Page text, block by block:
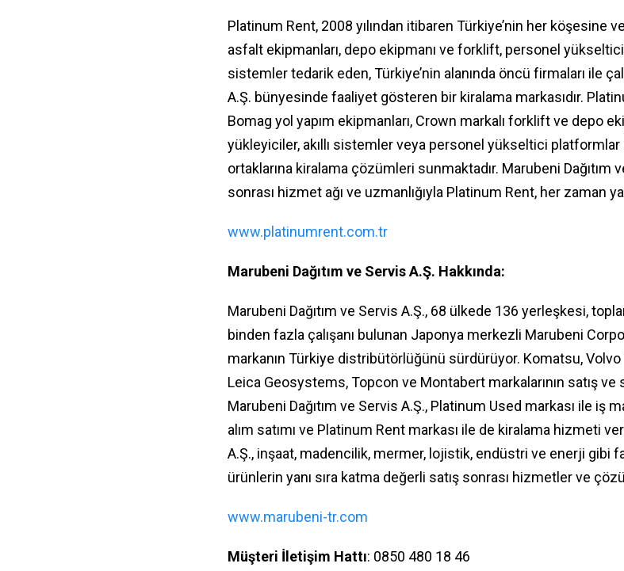
Platinum Rent, 2008 yılından itibaren Türkiye’nin her köşesine
asfalt ekipmanları, depo ekipmanı ve forklift, personel
sistemler tedarik eden, Türkiye’nin alanında öncü firmaları ile
A.Ş. bünyesinde faaliyet gösteren bir kiralama markasıdır.
Bomag yol yapım ekipmanları, Crown markalı forklift ve depo
yükleyiciler, akıllı sistemler veya personel yükseltici
ortaklarına kiralama çözümleri sunmaktadır. Marubeni Dağıtım
sonrası hizmet ağı ve uzmanlığıyla Platinum Rent, her zaman
www.platinumrent.com.tr
Marubeni Dağıtım ve Servis A.Ş. Hakkında:
Marubeni Dağıtım ve Servis A.Ş., 68 ülkede 136 yerleşkesi,
binden fazla çalışanı bulunan Japonya merkezli Marubeni
markanın Türkiye distribütörlüğünü sürdürüyor. Komatsu,
Leica Geosystems, Topcon ve Montabert markalarının satış
Marubeni Dağıtım ve Servis A.Ş., Platinum Used markası ile iş
alım satımı ve Platinum Rent markası ile de kiralama hizmeti
A.Ş., inşaat, madencilik, mermer, lojistik, endüstri ve enerji gibi
ürünlerin yanı sıra katma değerli satış sonrası hizmetler ve
www.marubeni-tr.com
Müşteri İletişim Hattı: 0850 480 18 46